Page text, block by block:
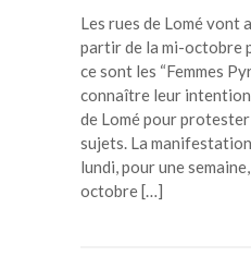
Les rues de Lomé vont
partir de la mi-octobre
ce sont les “Femmes
connaître leur
de Lomé pour
sujets. La
lundi, pour une
octobre […]